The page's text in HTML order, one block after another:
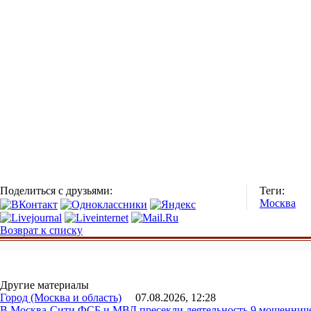
Поделиться с друзьями:
Теги:
Москва
Возврат к списку
Другие материалы
Город (Москва и область) 07.08.2026, 12:28